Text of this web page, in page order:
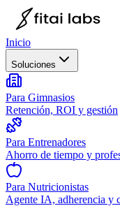
Inicio
Soluciones
Para Gimnasios
Retención, ROI y gestión
Para Entrenadores
Ahorro de tiempo y
Para Nutricionistas
Agente IA, adherencia y